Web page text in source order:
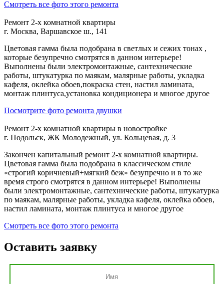
Смотреть все фото этого ремонта
Ремонт 2-х комнатной квартиры
г. Москва, Варшавское ш., 141
Цветовая гамма была подобрана в светлых и сежих тонах ,
которые безупречно смотрятся в данном интерьере!
Выполнены были электромонтажные, сантехнические
работы, штукатурка по маякам, малярные работы, укладка
кафеля, оклейка обоев,покраска стен, настил ламината,
монтаж плинтуса,установка кондиционера и многое другое
Посмотрите фото ремонта двушки
Ремонт 2-х комнатной квартиры в новостройке
г. Подольск, ЖК Молодежный, ул. Кольцевая, д. 3
Закончен капитальный ремонт 2-х комнатной квартиры.
Цветовая гамма была подобрана в классическом стиле
«строгий коричневый+мягкий беж» безупречно и в то же
время строго смотрятся в данном интерьере! Выполнены
были электромонтажные, сантехнические работы, штукатурка
по маякам, малярные работы, укладка кафеля, оклейка обоев,
настил ламината, монтаж плинтуса и многое другое
Смотреть все фото этого ремонта
Оставить заявку